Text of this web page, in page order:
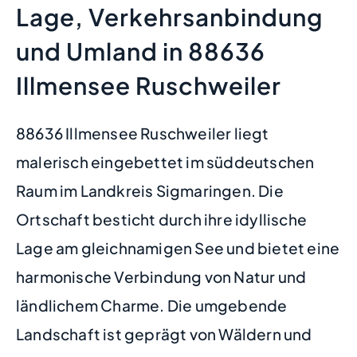
Lage, Verkehrsanbindung
und Umland in 88636
Illmensee Ruschweiler
88636 Illmensee Ruschweiler liegt
malerisch eingebettet im süddeutschen
Raum im Landkreis Sigmaringen. Die
Ortschaft besticht durch ihre idyllische
Lage am gleichnamigen See und bietet eine
harmonische Verbindung von Natur und
ländlichem Charme. Die umgebende
Landschaft ist geprägt von Wäldern und